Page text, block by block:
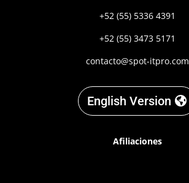
+52 (55) 5336 4391
+52 (55) 3473 5171
contacto@spot-itpro.com
English Version
Afiliaciones